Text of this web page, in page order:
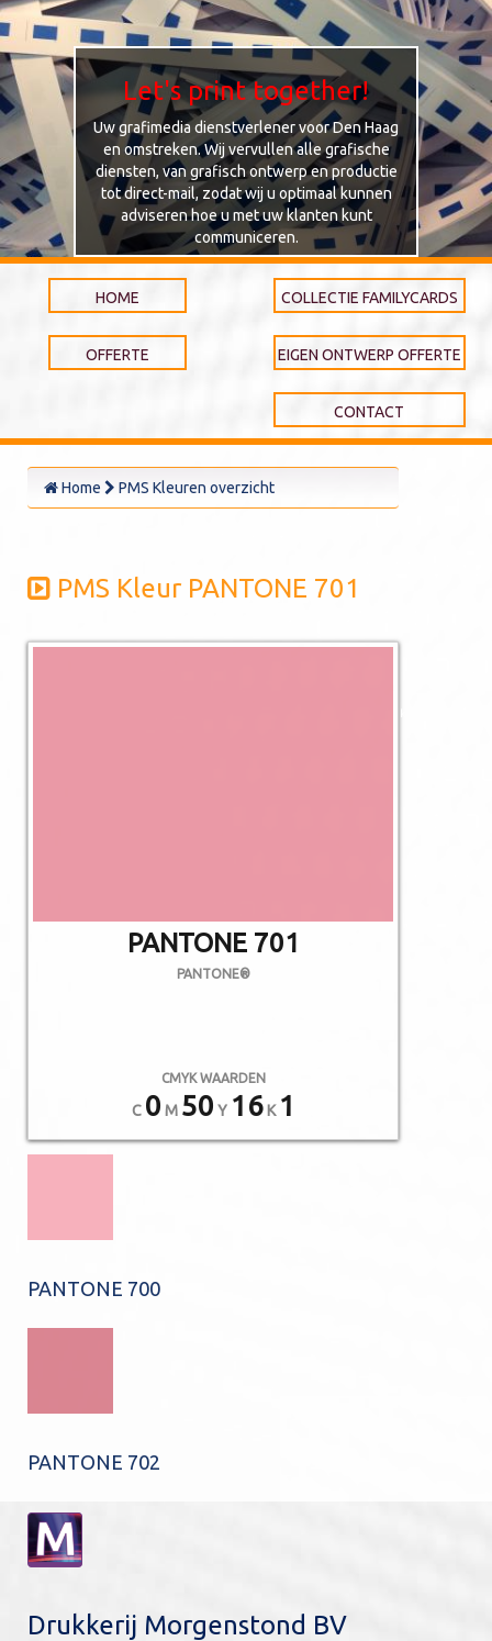
Let's print together!
Uw grafimedia dienstverlener voor Den Haag
en omstreken. Wij vervullen alle grafische
diensten, van grafisch ontwerp en productie
tot direct-mail, zodat wij u optimaal kunnen
adviseren hoe u met uw klanten kunt
communiceren.
HOME
OFFERTE
COLLECTIE FAMILYCARDS
EIGEN ONTWERP OFFERTE
CONTACT
Home PMS Kleuren overzicht
PMS Kleur PANTONE 701
PANTONE 701
PANTONE®
CMYK WAARDEN
C 0 M 50 Y 16K 1
PANTONE 700
PANTONE 702
Drukkerij Morgenstond BV